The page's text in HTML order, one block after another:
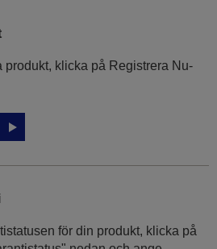
produkt, klicka på Registrera Nu-
för din produkt, klicka på